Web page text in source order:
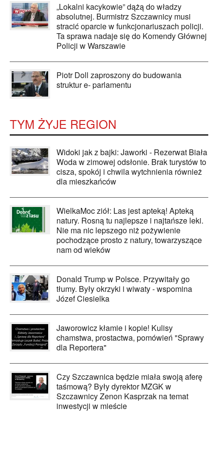
„Lokalni kacykowie” dążą do władzy
absolutnej. Burmistrz Szczawnicy musi
stracić oparcie w funkcjonariuszach policji.
Ta sprawa nadaje się do Komendy Głównej
Policji w Warszawie
Piotr Doll zaproszony do budowania
struktur e- parlamentu
TYM ŻYJE REGION
Widoki jak z bajki: Jaworki - Rezerwat Biała
Woda w zimowej odsłonie. Brak turystów to
cisza, spokój i chwila wytchnienia również
dla mieszkańców
WielkaMoc ziół: Las jest apteką! Apteką
natury. Rosną tu najlepsze i najtańsze leki.
Nie ma nic lepszego niż pożywienie
pochodzące prosto z natury, towarzyszące
nam od wieków
Donald Trump w Polsce. Przywitały go
tłumy. Były okrzyki i wiwaty - wspomina
Józef Ciesielka
Jaworowicz kłamie i kopie! Kulisy
chamstwa, prostactwa, pomówień "Sprawy
dla Reportera"
Czy Szczawnica będzie miała swoją aferę
taśmową? Były dyrektor MZGK w
Szczawnicy Zenon Kasprzak na temat
inwestycji w mieście